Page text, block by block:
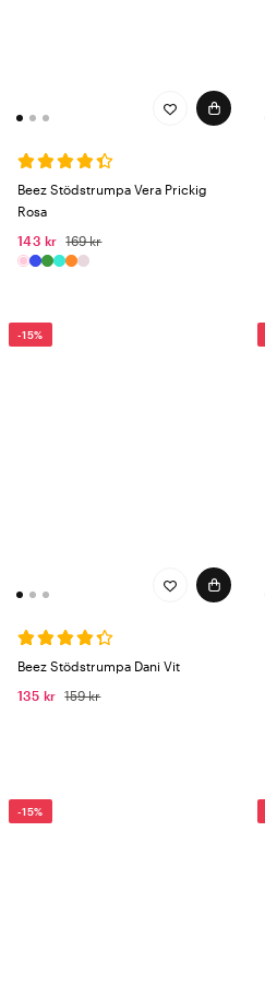
Beez Stödstrumpa Vera Prickig
Rosa
143 kr
169 kr
-15%
Beez Stödstrumpa Dani Vit
135 kr
159 kr
-15%